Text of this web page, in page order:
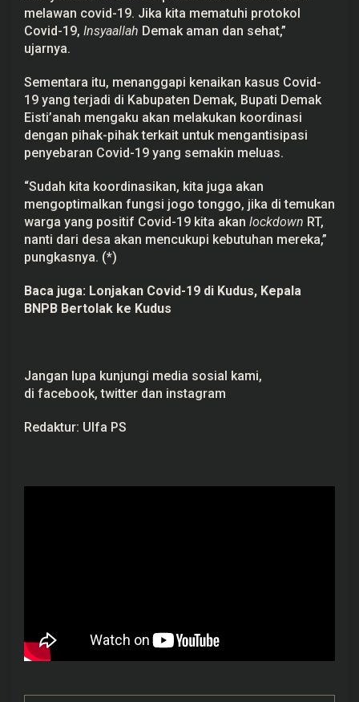
melawan covid-19. Jika kita mematuhi protokol
Covid-19, Insyaallah Demak aman dan sehat,”
ujarnya.
Sementara itu, menanggapi kenaikan kasus Covid-
19 yang terjadi di Kabupaten Demak, Bupati Demak
Eisti’anah mengaku akan melakukan koordinasi
dengan pihak-pihak terkait untuk mengantisipasi
penyebaran Covid-19 yang semakin meluas.
“Sudah kita koordinasikan, kita juga akan
mengoptimalkan fungsi jogo tonggo, jika di temukan
warga yang positif Covid-19 kita akan lockdown RT,
nanti dari desa akan mencukupi kebutuhan mereka,”
pungkasnya. (*)
Baca juga: Lonjakan Covid-19 di Kudus, Kepala
BNPB Bertolak ke Kudus
Jangan lupa kunjungi media sosial kami,
di facebook,twitter dan instagram
Redaktur: Ulfa PS